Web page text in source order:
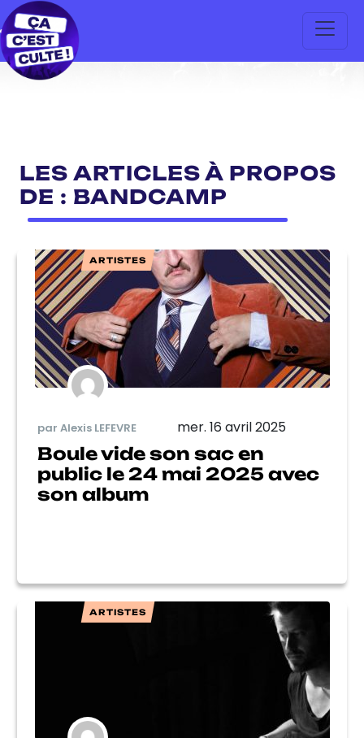
LES ARTICLES À PROPOS
DE : BANDCAMP
ARTISTES
par Alexis LEFEVRE mer. 16 avril 2025
Boule vide son sac en
public le 24 mai 2025 avec
son album
ARTISTES